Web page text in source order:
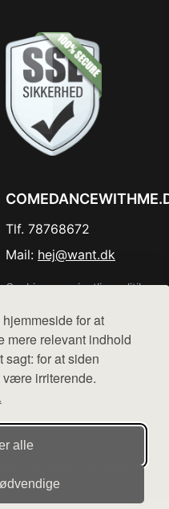
for at
mere relevant indhold
sagt: for at siden
være irriterende.
alle
Tlf. 78768672
Mail: hej@want.dk
Cookie- og privatlivspolitik
udgiver en række
produkter fra
varer fra denne side - vi
rettigheder forbeholdes.